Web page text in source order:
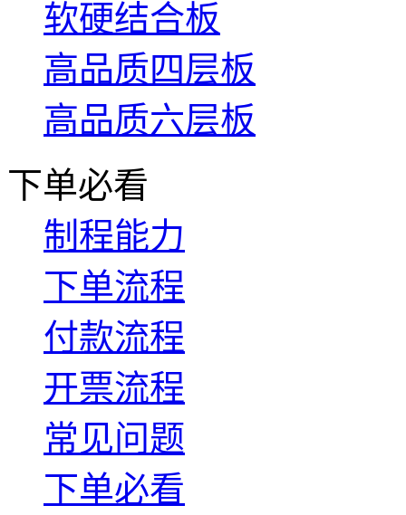
软硬结合板
高品质四层板
高品质六层板
下单必看
制程能力
下单流程
付款流程
开票流程
常见问题
下单必看